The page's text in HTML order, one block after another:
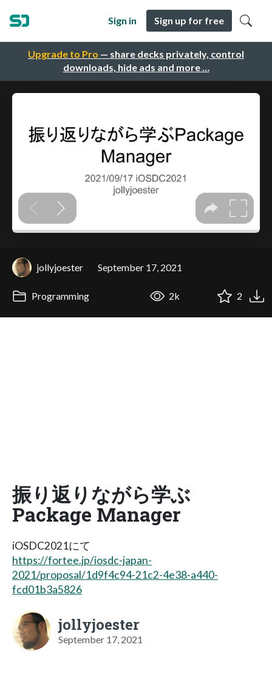
Upgrade to Pro — share decks privately, control
downloads, hide ads and more …
Sign in Sign up for free
jollyjoester September 17, 2021
Programming 2k 2
振り返りながら学ぶ
Package Manager
iOSDC2021にて
https://fortee.jp/iosdc-japan-
2021/proposal/1d9f4c94-21c2-4e38-a440-
fcd01b3a5826
jollyjoester
September 17, 2021